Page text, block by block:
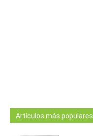
Artículos más populares